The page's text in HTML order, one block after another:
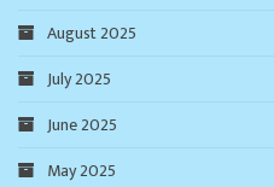
August 2025
July 2025
June 2025
May 2025